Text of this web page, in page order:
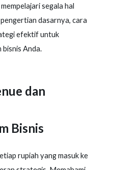
segala hal
dasarnya, cara
efektif untuk
bisnis Anda.
dan
Bisnis
rupiah yang masuk ke